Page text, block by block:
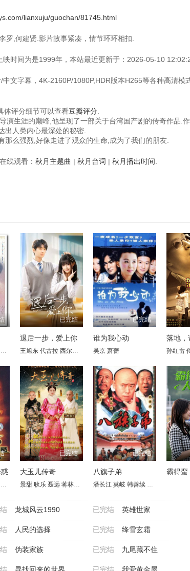
lianxuju/guochan/81745.html
罗,何建贤.影片故事紧凑，情节环环相扣.
时间为是1999年，本站最近更新于：2026-05-10
文字幕，4K-2160P/1080P,HDR版本H265等各种高清模
体评分细节可以查看豆瓣评分
演生涯的巅峰,他呈现了一部关于台湾国产剧的传奇作品.
出人类内心最深处的秘密.
么强烈,好像走进了观众的生命,成为了我们的朋友.
线观看： 秋月主题曲 | 秋月台词 | 秋月播出时间
莉 雷明 翟乃社 吕启凤 林栋甫 于东江 孙岚 王余昌
潘仪君 娄培华 刘世范
已完结
退后一步，爱上你
王旭东 代古拉 西尔扎提 陈静 矫昊 陈樱丹 廖梦妍 瑾颜
已完结
谁为我心动
吴京 萧蔷
落地，
孙红雷
王天妮 李亚天
已完结
大玉儿传奇
景甜 耿乐 聂远 蒋林静 惠英红 于荣光 万沛鑫
已完结
八旗子弟
潘长江 莫岐 韩善续
霸得蛮
已完结
龙城风云1990 英雄世家
已完结
人民的选择 绛雪玄霜
已完结
伪装家族 九尾藏不住
已完结
寻找回来的世界 我爱黄金屋